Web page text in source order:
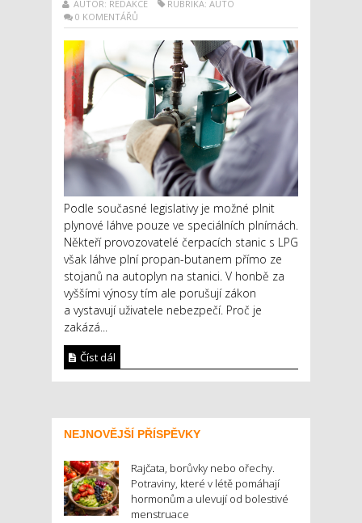
AUTOR: REDAKCE
RUBRIKA: AUTO
0 KOMENTÁŘŮ
Podle současné legislativy je možné plnit
plynové láhve pouze ve speciálních plnírnách.
Někteří provozovatelé čerpacích stanic s LPG
však láhve plní propan-butanem přímo ze
stojanů na autoplyn na stanici. V honbě za
vyššími výnosy tím ale porušují zákon
a vystavují uživatele nebezpečí. Proč je
zakázá...
Číst dál
NEJNOVĚJŠÍ PŘÍSPĚVKY
Rajčata, borůvky nebo ořechy.
Potraviny, které v létě pomáhají
hormonům a ulevují od bolestivé
menstruace